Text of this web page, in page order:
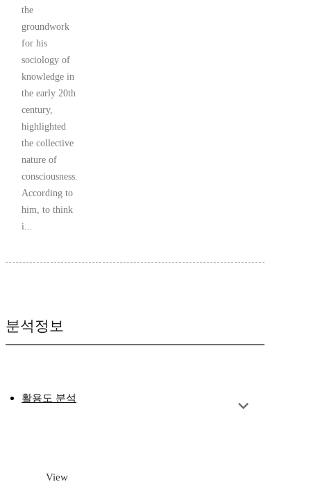
the
groundwork
for his
sociology of
knowledge in
the early 20th
century,
highlighted
the collective
nature of
consciousness.
According to
him, to think
i...
분석정보
활용도 분석
View